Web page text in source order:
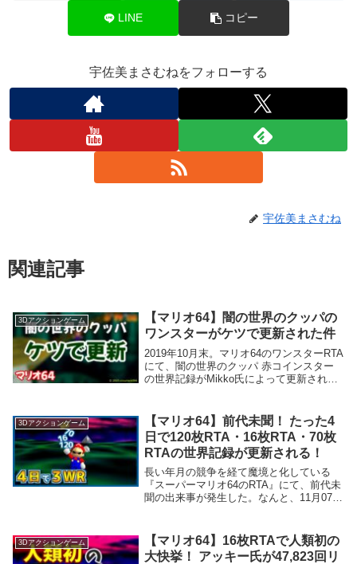
LINE コピー
宇佐美まさむねをフォローする
宇佐美まさむね
関連記事
3Dアクションゲーム
【マリオ64】闇の世界のクッパの
ワンスターがケツで更新された件
2019年10月末。マリオ64のワンスターRTA
にて、闇の世界のクッパ 赤コインスター
の世界記録がMikko氏によって更新された
新の背景を語る。
3Dアクションゲーム
【マリオ64】前代未聞！ たった4
日で120枚RTA・16枚RTA・70枚
RTAの世界記録が更新される！
長い年月の競争を経て魔境と化している
『スーパーマリオ64のRTA』にて、前代未
聞の出来事が発生した。なんと、11月07日
の機会なので、今回は各記録にどのような
背景があったのかを紹介していこう。
3Dアクションゲーム
【マリオ64】16枚RTAで人類初の
大快挙！ アッキー氏が47,823回リ